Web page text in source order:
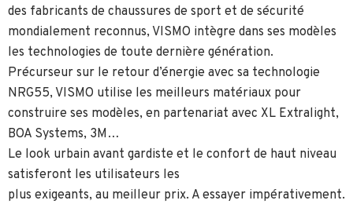
des fabricants de chaussures de sport et de sécurité
mondialement reconnus, VISMO intègre dans ses modèles
les technologies de toute dernière génération.
Précurseur sur le retour d’énergie avec sa technologie
NRG55, VISMO utilise les meilleurs matériaux pour
construire ses modèles, en partenariat avec XL Extralight,
BOA Systems, 3M…
Le look urbain avant gardiste et le confort de haut niveau
satisferont les utilisateurs les
plus exigeants, au meilleur prix. A essayer impérativement.